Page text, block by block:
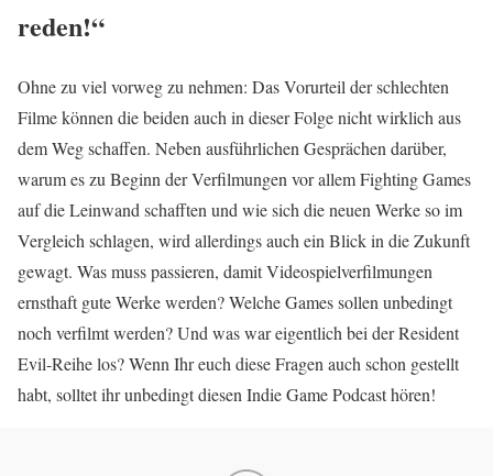
reden!“
Ohne zu viel vorweg zu nehmen: Das Vorurteil der schlechten
Filme können die beiden auch in dieser Folge nicht wirklich aus
dem Weg schaffen. Neben ausführlichen Gesprächen darüber,
warum es zu Beginn der Verfilmungen vor allem Fighting Games
auf die Leinwand schafften und wie sich die neuen Werke so im
Vergleich schlagen, wird allerdings auch ein Blick in die Zukunft
gewagt. Was muss passieren, damit Videospielverfilmungen
ernsthaft gute Werke werden? Welche Games sollen unbedingt
noch verfilmt werden? Und was war eigentlich bei der Resident
Evil-Reihe los? Wenn Ihr euch diese Fragen auch schon gestellt
habt, solltet ihr unbedingt diesen Indie Game Podcast hören!